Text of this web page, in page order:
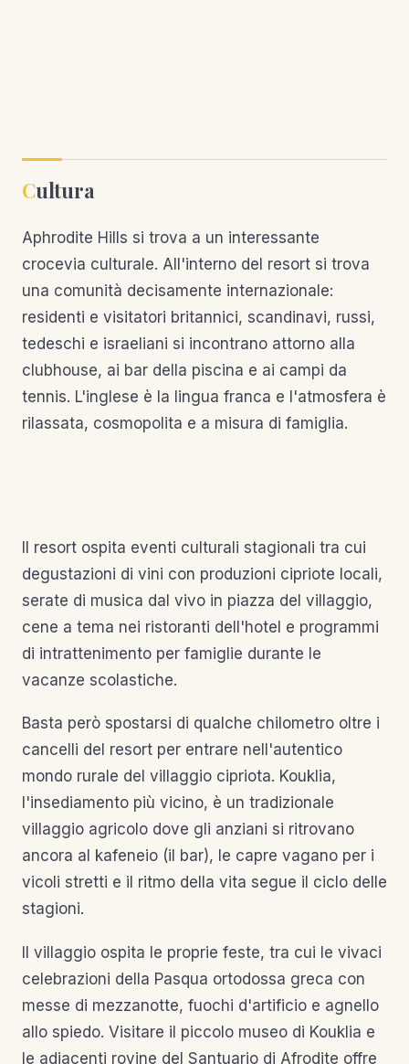
Cultura
Aphrodite Hills si trova a un interessante
crocevia culturale. All'interno del resort si trova
una comunità decisamente internazionale:
residenti e visitatori britannici, scandinavi, russi,
tedeschi e israeliani si incontrano attorno alla
clubhouse, ai bar della piscina e ai campi da
tennis. L'inglese è la lingua franca e l'atmosfera è
rilassata, cosmopolita e a misura di famiglia.
Il resort ospita eventi culturali stagionali tra cui
degustazioni di vini con produzioni cipriote locali,
serate di musica dal vivo in piazza del villaggio,
cene a tema nei ristoranti dell'hotel e programmi
di intrattenimento per famiglie durante le
vacanze scolastiche.
Basta però spostarsi di qualche chilometro oltre i
cancelli del resort per entrare nell'autentico
mondo rurale del villaggio cipriota. Kouklia,
l'insediamento più vicino, è un tradizionale
villaggio agricolo dove gli anziani si ritrovano
ancora al kafeneio (il bar), le capre vagano per i
vicoli stretti e il ritmo della vita segue il ciclo delle
stagioni.
Il villaggio ospita le proprie feste, tra cui le vivaci
celebrazioni della Pasqua ortodossa greca con
messe di mezzanotte, fuochi d'artificio e agnello
allo spiedo. Visitare il piccolo museo di Kouklia e
le adiacenti rovine del Santuario di Afrodite offre